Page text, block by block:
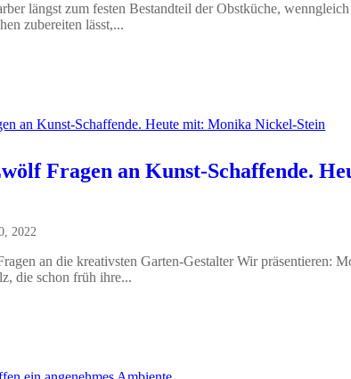
längst zum festen Bestandteil der Obstküche,
zubereiten lässt,...
Fragen an Kunst-Schaffende.
2022
an die kreativsten Garten-Gestalter Wir präsentieren:
die schon früh ihre...